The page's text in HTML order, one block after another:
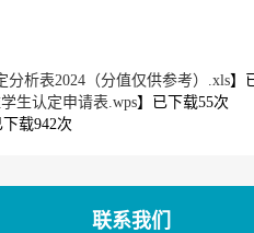
分析表2024（分值仅供参考）.xls】
生认定申请表.wps】已下载55次
下载942次
联系我们